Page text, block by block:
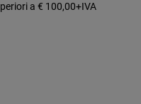
a € 100,00+IVA